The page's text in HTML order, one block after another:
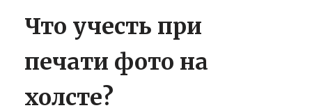
Что учесть при
печати фото на
холсте?